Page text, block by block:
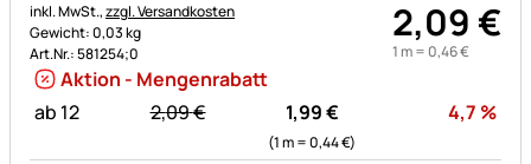
Steuerhinweis:
inkl. MwSt.,zzgl. Versandkosten
Gewicht: 0,03 kg
Art.Nr.: 581254;0
2,09€
1 m = 0,46€
Aktion - Mengenrabatt
ab 12
statt:
2,09€ 1,99€
(1 m =0,44€)
4,7 %